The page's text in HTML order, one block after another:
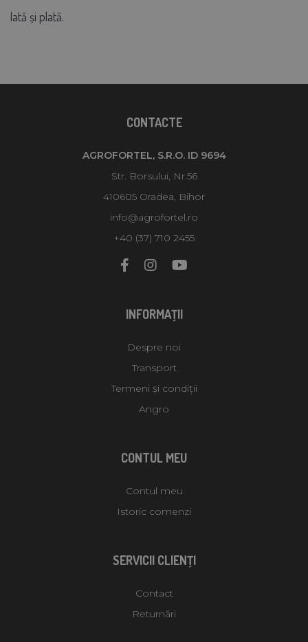
lată și plată.
CONTACTE
AGROFORTEL, S.R.O. ID 9694
Str. Borsului, Nr.56
410605 Oradea, Bihor
info@agrofortel.ro
+40 (37) 710 2455
INFORMAŢII
Despre noi
Transport
Termeni și condiții
Angro
CONTUL MEU
Contul meu
Istoric comenzi
SERVICII CLIENŢI
Contact
Returnări